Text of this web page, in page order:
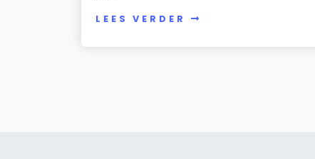
LEES VERDER